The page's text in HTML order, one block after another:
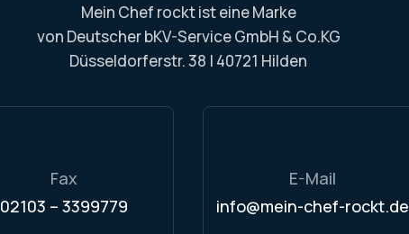
Mein Chef rockt ist eine Marke
von Deutscher bKV-Service GmbH & Co.KG
Düsseldorferstr. 38 | 40721 Hilden
Fax
02103 – 3399779
E-Mail
info@mein-chef-rockt.de